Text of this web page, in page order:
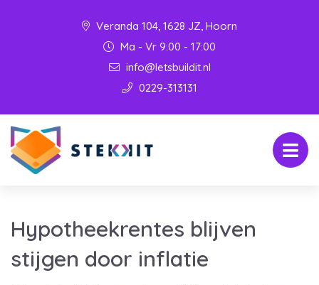
Veranda 104, 1628 JZ, Hoorn
Ma - Vr 9:00 - 17:00
info@letsbuildit.nl
0229-313131
Hypotheekrentes blijven
stijgen door inflatie